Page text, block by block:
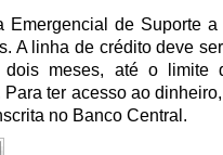
Emergencial de Suporte
A linha de crédito deve
dois meses, até o
Para ter acesso ao
no Banco Central.